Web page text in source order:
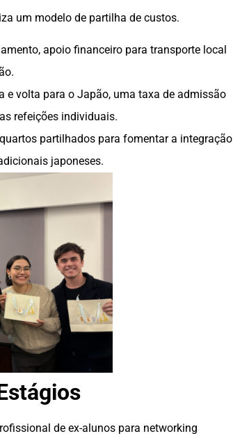
um modelo de partilha de custos.
apoio financeiro para transporte local
e volta para o Japão, uma taxa de admissão
refeições individuais.
partilhados para fomentar a integração
japoneses.
de ex-alunos para networking